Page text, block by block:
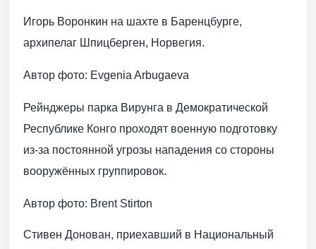
Игорь Воронкин на шахте в Баренцбурге,
архипелаг Шпицберген, Норвегия.
Автор фото: Evgenia Arbugaeva
Рейнджеры парка Вирунга в Демократической
Республике Конго проходят военную подготовку
из-за постоянной угрозы нападения со стороны
вооружённых группировок.
Автор фото: Brent Stirton
Стивен Донован, приехавший в Национальный